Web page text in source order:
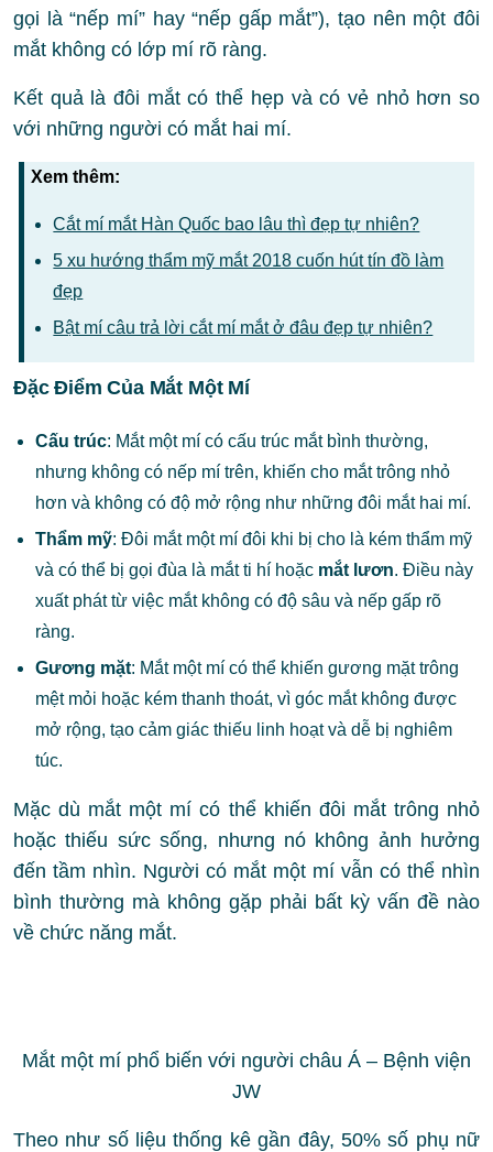
gọi là “nếp mí” hay “nếp gấp mắt”), tạo nên một đôi
mắt không có lớp mí rõ ràng.
Kết quả là đôi mắt có thể hẹp và có vẻ nhỏ hơn so
với những người có mắt hai mí.
Xem thêm:
Cắt mí mắt Hàn Quốc bao lâu thì đẹp tự nhiên?
5 xu hướng thẩm mỹ mắt 2018 cuốn hút tín đồ làm
đẹp
Bật mí câu trả lời cắt mí mắt ở đâu đẹp tự nhiên?
Đặc Điểm Của Mắt Một Mí
Cấu trúc: Mắt một mí có cấu trúc mắt bình thường,
nhưng không có nếp mí trên, khiến cho mắt trông nhỏ
hơn và không có độ mở rộng như những đôi mắt hai mí.
Thẩm mỹ: Đôi mắt một mí đôi khi bị cho là kém thẩm mỹ
và có thể bị gọi đùa là mắt ti hí hoặc mắt lươn. Điều này
xuất phát từ việc mắt không có độ sâu và nếp gấp rõ
ràng.
Gương mặt: Mắt một mí có thể khiến gương mặt trông
mệt mỏi hoặc kém thanh thoát, vì góc mắt không được
mở rộng, tạo cảm giác thiếu linh hoạt và dễ bị nghiêm
túc.
Mặc dù mắt một mí có thể khiến đôi mắt trông nhỏ
hoặc thiếu sức sống, nhưng nó không ảnh hưởng
đến tầm nhìn. Người có mắt một mí vẫn có thể nhìn
bình thường mà không gặp phải bất kỳ vấn đề nào
về chức năng mắt.
Mắt một mí phổ biến với người châu Á – Bệnh viện
JW
Theo như số liệu thống kê gần đây, 50% số phụ nữ